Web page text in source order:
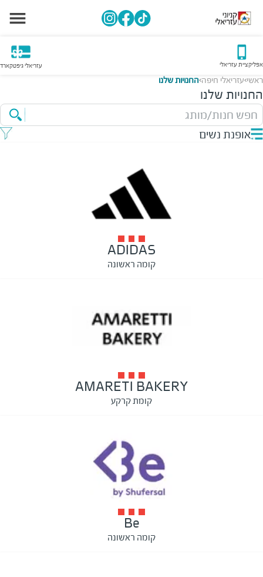
אפליקציית עזריאלי עזריאלי גיפטקארד
ראשי>עזריאלי חיפה>החנויות שלנו
החנויות שלנו
חפש חנות/מותג
אופנת נשים
ADIDAS
קומה ראשונה
AMARETI BAKERY
קומת קרקע
Be
קומה ראשונה